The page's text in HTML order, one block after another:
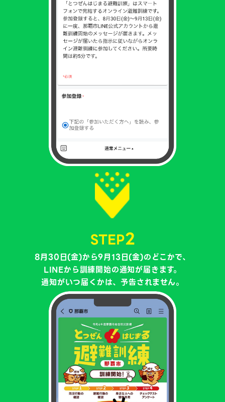
STEP2
8月30日(金)から9月13日(金)のどこかで、
LINEから訓練開始の通知が届きます。
通知がいつ届くかは、予告されません。